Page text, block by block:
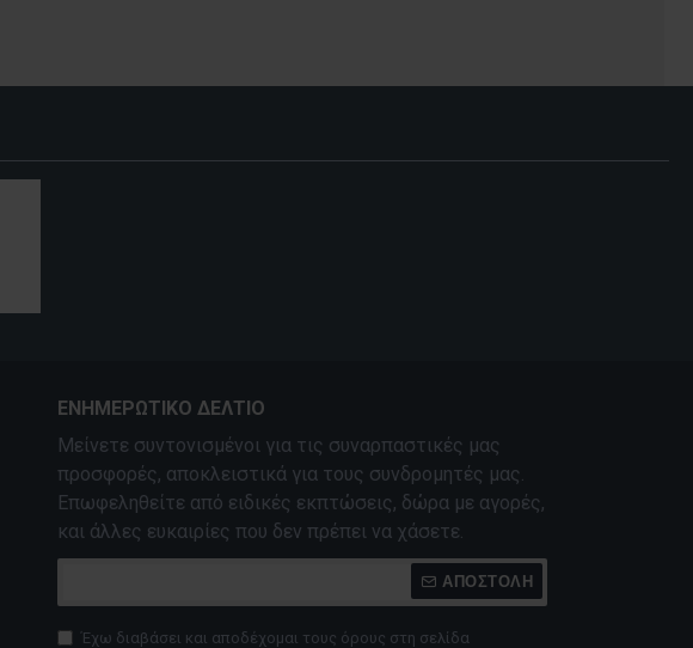
ΕΝΗΜΕΡΩΤΙΚΌ ΔΕΛΤΊΟ
Μείνετε συντονισμένοι για τις συναρπαστικές μας
προσφορές, αποκλειστικά για τους συνδρομητές μας.
Επωφεληθείτε από ειδικές εκπτώσεις, δώρα με αγορές,
και άλλες ευκαιρίες που δεν πρέπει να χάσετε.
ΑΠΟΣΤΟΛΉ
Έχω διαβάσει και αποδέχομαι τους όρους στη σελίδα